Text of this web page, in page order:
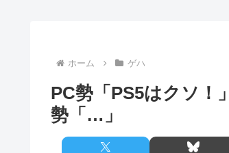
ホーム ゲハ
PC勢「PS5はクソ！
勢「…」